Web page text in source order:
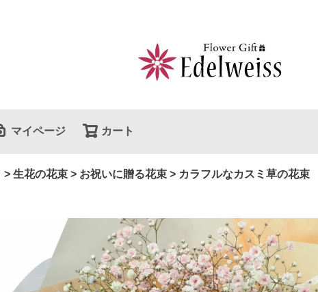
マイページ カート
生花の花束 お祝いに贈る花束 カラフルなカスミ草の花束